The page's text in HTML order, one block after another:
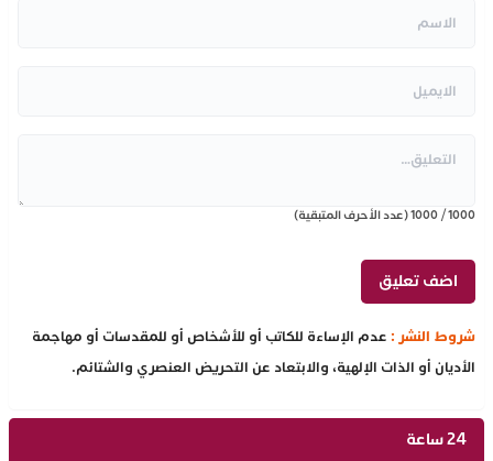
1000
/
1000(عدد الأحرف المتبقية)
شروط النشر : عدم الإساءة للكاتب أو للأشخاص أو للمقدسات أو مهاجمة
الأديان أو الذات الإلهية، والابتعاد عن التحريض العنصري والشتائم.
24 ساعة